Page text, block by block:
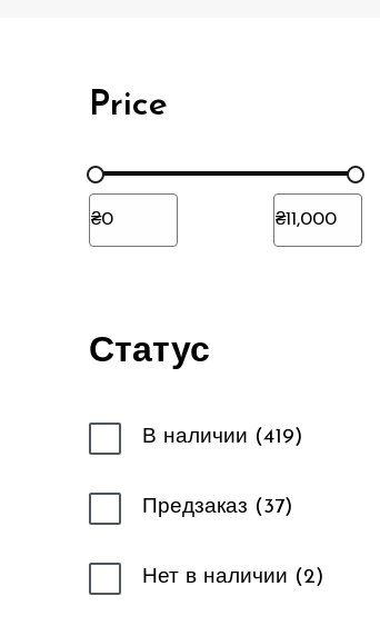
Price
Статус
В наличии 419
Предзаказ 37
Нет в наличии 2